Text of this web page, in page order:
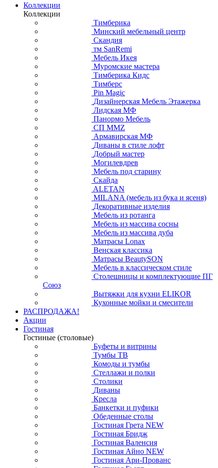
Коллекции
Коллекции
Тимберика
Минский мебельный центр
Скандия
тм SanRemi
Мебель Икея
Муромские мастера
Тимберика Кидс
Тимберс
Pin Magic
Дизайнерская Мебель Этажерка
Лидская МФ
Панормо Мебель
СП ММZ
Армавирская МФ
Диваны в стиле лофт
Добрый мастер
Могилевдрев
Мебель под старину
Скайда
ALETAN
MILANA (мебель из бука и ясеня)
Декоративные изделия
Мебель из ротанга
Мебель из массива сосны
Мебель из массива дуба
Матрасы Lonax
Венская классика
Матрасы BeautySON
Мебель в классическом стиле
Столешницы и комплектующие ПГ
Союз
Вытяжки для кухни ELIKOR
Кухонные мойки и смесители
РАСПРОДАЖА!
Акции
Гостиная
Гостиные (столовые)
Буфеты и витрины
Тумбы ТВ
Комоды и тумбы
Стеллажи и полки
Столики
Диваны
Кресла
Банкетки и пуфики
Обеденные столы
Гостиная Грета NEW
Гостиная Бридж
Гостиная Валенсия
Гостиная Айно NEW
Гостиная Ари-Прованс